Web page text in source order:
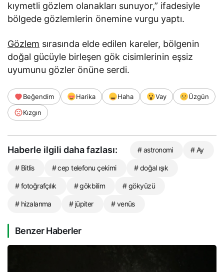
kıymetli gözlem olanakları sunuyor,” ifadesiyle
bölgede gözlemlerin önemine vurgu yaptı.
Gözlem sırasında elde edilen kareler, bölgenin
doğal gücüyle birleşen gök cisimlerinin eşsiz
uyumunu gözler önüne serdi.
Beğendim Harika Haha Vay
Üzgün
Kızgın
Haberle ilgili daha fazlası: # astronomi # Ay
# Bitlis # cep telefonu çekimi # doğal ışık
# fotoğrafçılık # gökbilim # gökyüzü
# hizalanma # jüpiter # venüs
Benzer Haberler